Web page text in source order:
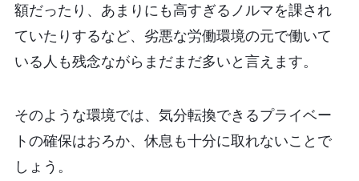
額だったり、あまりにも高すぎるノルマを課され
ていたりするなど、劣悪な労働環境の元で働いて
いる人も残念ながらまだまだ多いと言えます。
そのような環境では、気分転換できるプライベー
トの確保はおろか、休息も十分に取れないことで
しょう。